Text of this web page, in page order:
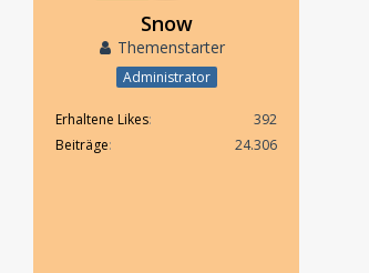
Snow
Themenstarter
Administrator
Erhaltene Likes
392
Beiträge
24.306